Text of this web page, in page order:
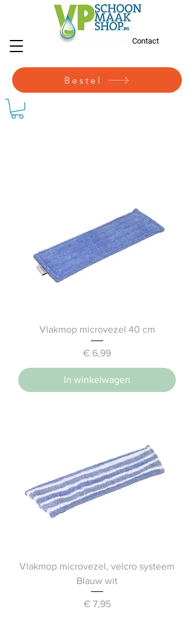
Contact
Bestel
Vlakmop microvezel 40 cm
Prijs
€ 6,99
In winkelwagen
Vlakmop microvezel, velcro systeem
Blauw wit
Prijs
€ 7,95